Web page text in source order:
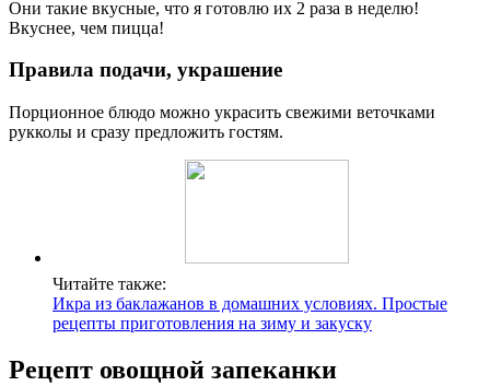
Они такие вкусные, что я готовлю их 2 раза в неделю!
Вкуснее, чем пицца!
Правила подачи, украшение
Порционное блюдо можно украсить свежими веточками
рукколы и сразу предложить гостям.
Читайте также:
Икра из баклажанов в домашних условиях. Простые
рецепты приготовления на зиму и закуску
Рецепт овощной запеканки